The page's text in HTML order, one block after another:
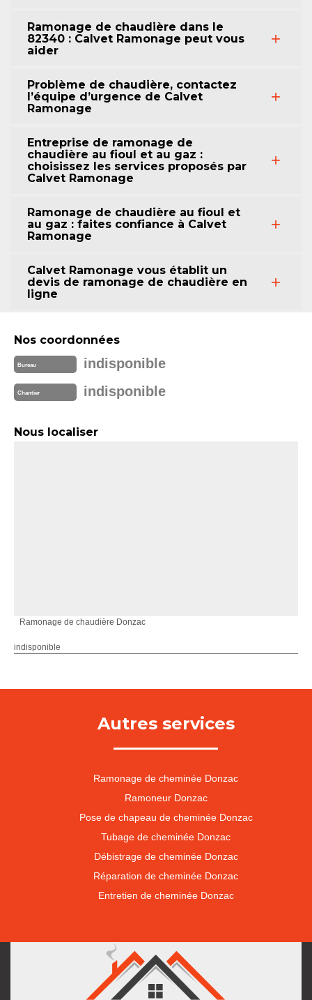
Ramonage de chaudière dans le
82340 : Calvet Ramonage peut vous
aider
Problème de chaudière, contactez
l’équipe d’urgence de Calvet
Ramonage
Entreprise de ramonage de
chaudière au fioul et au gaz :
choisissez les services proposés par
Calvet Ramonage
Ramonage de chaudière au fioul et
au gaz : faites confiance à Calvet
Ramonage
Calvet Ramonage vous établit un
devis de ramonage de chaudière en
ligne
Nos coordonnées
Bureau indisponible
Chantier indisponible
Nous localiser
Ramonage de chaudière Donzac
indisponible
Autres services
Ramonage de cheminée Donzac
Ramoneur Donzac
Pose de chapeau de cheminée Donzac
Tubage de cheminée Donzac
Débistrage de cheminée Donzac
Réparation de cheminée Donzac
Entretien de cheminée Donzac